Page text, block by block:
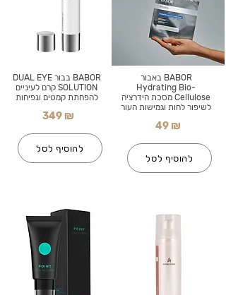
BABOR בבור DUAL EYE
SOLUTION קרם לעיניים
להפחתת קמטים ונפיחות
349 ₪
להוסיף לסל
BABOR באבור
Hydrating Bio-
Cellulose מסכת הידרציה
לשיפור לחות וגמישות העור
49 ₪
להוסיף לסל